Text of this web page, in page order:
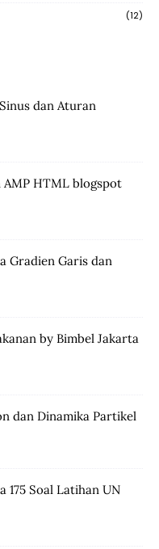
(12)
dan Aturan
HTML blogspot
Gradien Garis dan
by Bimbel Jakarta
dan Dinamika Partikel
175 Soal Latihan UN